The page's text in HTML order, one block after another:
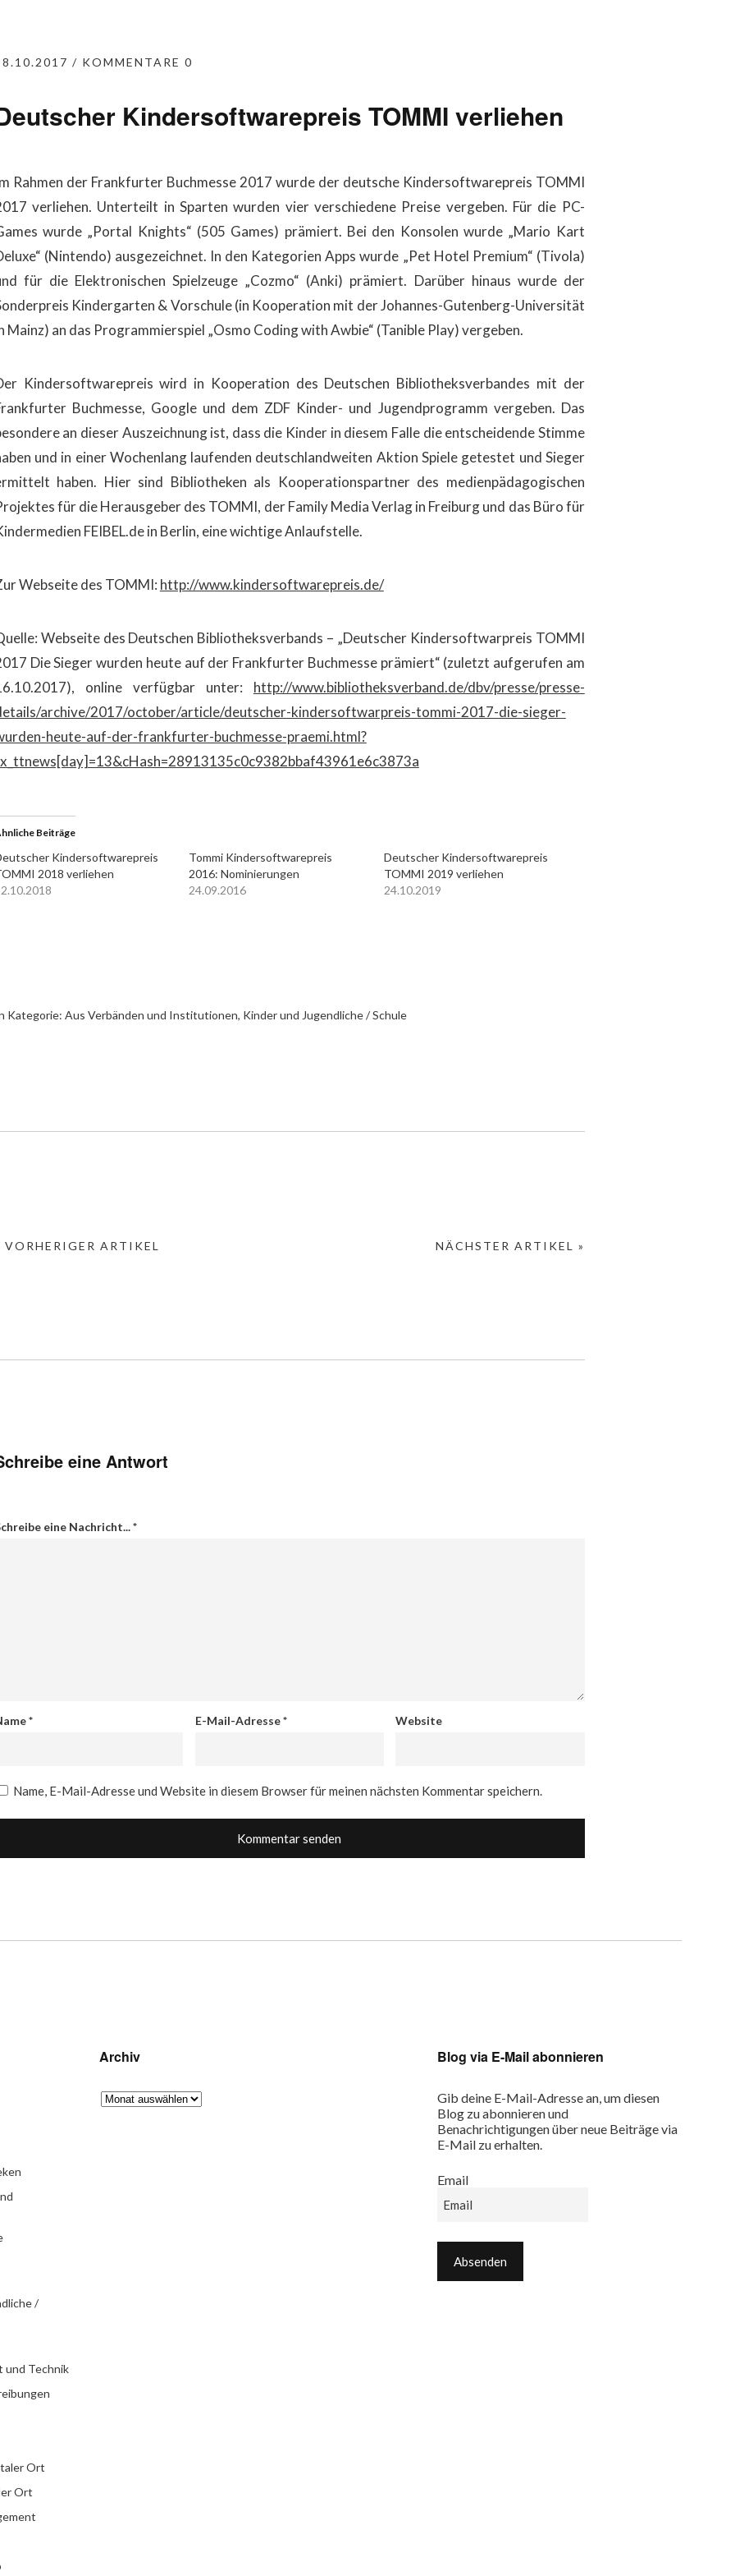
KOMMENTARE 0
Kindersoftwarepreis TOMMI verliehen
Rahmen der Frankfurter Buchmesse 2017 wurde der deutsche Kindersoftwarepreis TOMMI
verliehen. Unterteilt in Sparten wurden vier verschiedene Preise vergeben. Für die PC-
wurde „Portal Knights“ (505 Games) prämiert. Bei den Konsolen wurde „Mario Kart
(Nintendo) ausgezeichnet. In den Kategorien Apps wurde „Pet Hotel Premium“ (Tivola)
für die Elektronischen Spielzeuge „Cozmo“ (Anki) prämiert. Darüber hinaus wurde der
Kindergarten & Vorschule (in Kooperation mit der Johannes-Gutenberg-Universität
Mainz) an das Programmierspiel „Osmo Coding with Awbie“ (Tanible Play) vergeben.
Kindersoftwarepreis wird in Kooperation des Deutschen Bibliotheksverbandes mit der
Buchmesse, Google und dem ZDF Kinder- und Jugendprogramm vergeben. Das
an dieser Auszeichnung ist, dass die Kinder in diesem Falle die entscheidende Stimme
und in einer Wochenlang laufenden deutschlandweiten Aktion Spiele getestet und Sieger
haben. Hier sind Bibliotheken als Kooperationspartner des medienpädagogischen
für die Herausgeber des TOMMI, der Family Media Verlag in Freiburg und das Büro für
FEIBEL.de in Berlin, eine wichtige Anlaufstelle.
Webseite des TOMMI: http://www.kindersoftwarepreis.de/
Webseite des Deutschen Bibliotheksverbands – „Deutscher Kindersoftwarpreis TOMMI
Die Sieger wurden heute auf der Frankfurter Buchmesse prämiert“ (zuletzt aufgerufen am
online verfügbar unter: http://www.bibliotheksverband.de/dbv/presse/presse-
archive/2017/october/article/deutscher-kindersoftwarpreis-tommi-2017-die-sieger-
heute-auf-der-frankfurter-buchmesse-praemi.html?
Beiträge
Kindersoftwarepreis
2018 verliehen
Tommi Kindersoftwarepreis
2016: Nominierungen
24.09.2016
Deutscher Kindersoftwarepreis
TOMMI 2019 verliehen
24.10.2019
Kategorie: Aus Verbänden und Institutionen, Kinder und Jugendliche / Schule
NÄCHSTER ARTIKEL »
VORHERIGER ARTIKEL
eine Antwort
eine Nachricht...*
* E-Mail-Adresse* Website
Name, E-Mail-Adresse und Website in diesem Browser für meinen nächsten Kommentar speichern.
/
und Technik
Ort
Ort
Archiv Blog via E-Mail abonnieren
Gib deine E-Mail-Adresse an, um diesen
Blog zu abonnieren und
Benachrichtigungen über neue Beiträge via
E-Mail zu erhalten.
Email